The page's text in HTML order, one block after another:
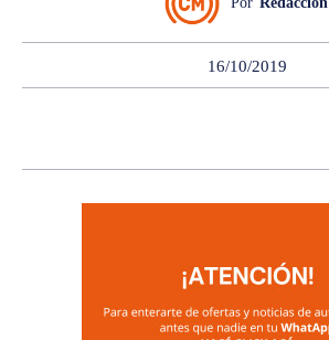
16/10/2019